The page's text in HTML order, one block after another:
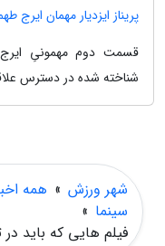
پریناز ایزدیار مهمان ایرج
قسمت دوم مهمونیِ ایرج
شناخته شده در دسترس
شهر ورزش » همه
سینما »
فیلم هایی که باید